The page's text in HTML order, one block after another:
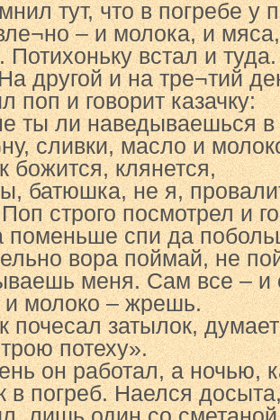
тут, что в погребе у
– и молока, и
Потихоньку встал и
другой и на тре¬тий
поп и говорит казачку:
ты ли наведываешься в
сливки, масло и
божится, клянется,
батюшка, не я,
строго посмотрел и
поменьше спи да
вора поймай, не
меня. Сам все – и
молоко – жрешь.
почесал затылок,
потеху».
он работал, а ночью,
в погреб. Наелся